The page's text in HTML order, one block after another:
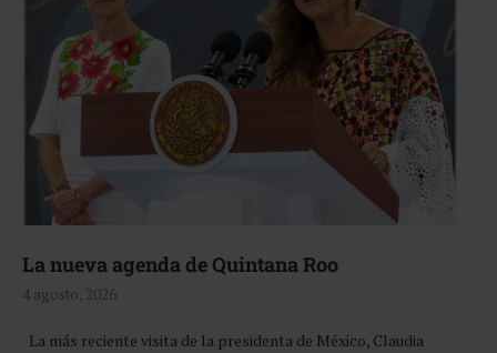
La nueva agenda de Quintana Roo
4 agosto, 2026
La más reciente visita de la presidenta de México, Claudia